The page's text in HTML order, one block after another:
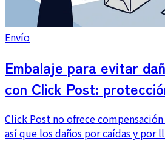
Envío
Embalaje para evitar
con Click Post:
roturas y riesgo de buzón
Click Post no ofrece
así que los daños por caídas y por